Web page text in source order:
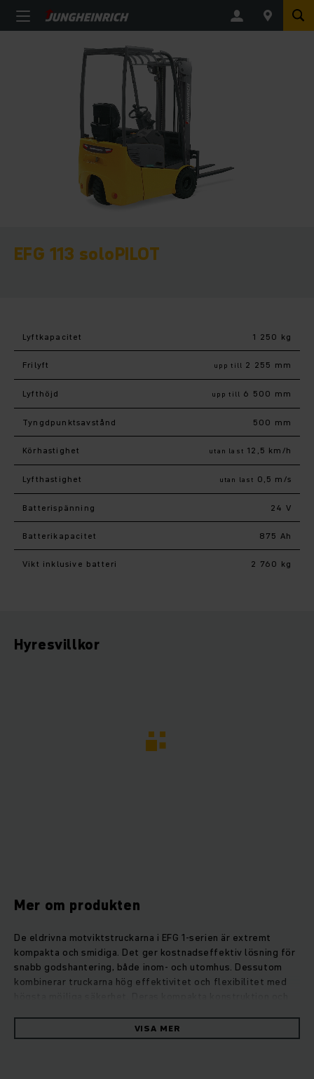
EFG 113 soloPILOT
Lyftkapacitet 1 250 kg
Frilyft upp till 2 255 mm
Lyfthöjd upp till 6 500 mm
Tyngdpunktsavstånd 500 mm
Körhastighet utan last 12,5 km/h
Lyfthastighet utan last 0,5 m/s
Batterispänning 24 V
Batterikapacitet 875 Ah
Vikt inklusive batteri 2 760 kg
Hyresvillkor
Mer om produkten
De eldrivna motviktstruckarna i EFG 1-serien är extremt
kompakta och smidiga. Det ger kostnadseffektiv lösning för
snabb godshantering, både inom- och utomhus. Dessutom
kombinerar truckarna hög effektivitet och flexibilitet med
stället för maximal manövrerbarhet. Därmed är en snabb och
exakt manövrering möjlig. Det ger högsta kapacitet även i
VISA MER